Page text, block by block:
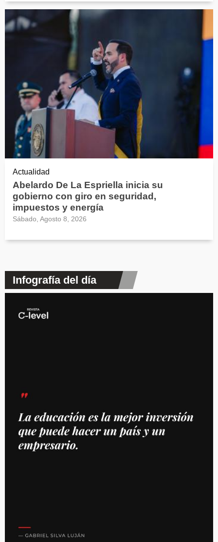
Actualidad
Abelardo De La Espriella inicia su
gobierno con giro en seguridad,
impuestos y energía
Sábado, Agosto 8, 2026
Infografía del día